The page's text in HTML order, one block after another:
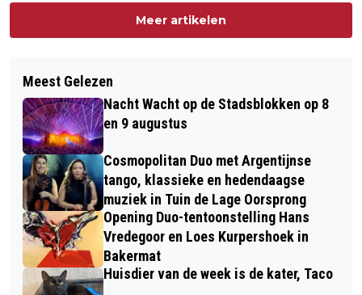
Meer artikelen
Meest Gelezen
Nacht Wacht op de Stadsblokken op 8
en 9 augustus
Cosmopolitan Duo met Argentijnse
tango, klassieke en hedendaagse
muziek in Tuin de Lage Oorsprong
Opening Duo-tentoonstelling Hans
Vredegoor en Loes Kurpershoek in
Bakermat
Huisdier van de week is de kater, Taco